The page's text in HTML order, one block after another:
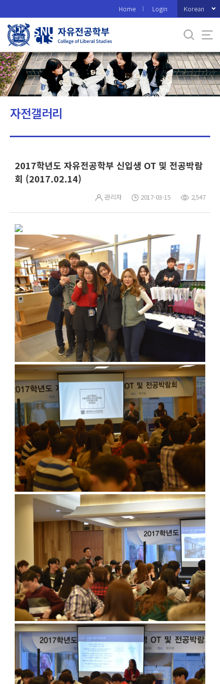
로
메
뉴
Home Login Korean
자전갤러리
2017학년도 자유전공학부 신입생 OT 및 전공박람
회 (2017.02.14)
관리자 2017-03-15 2,547